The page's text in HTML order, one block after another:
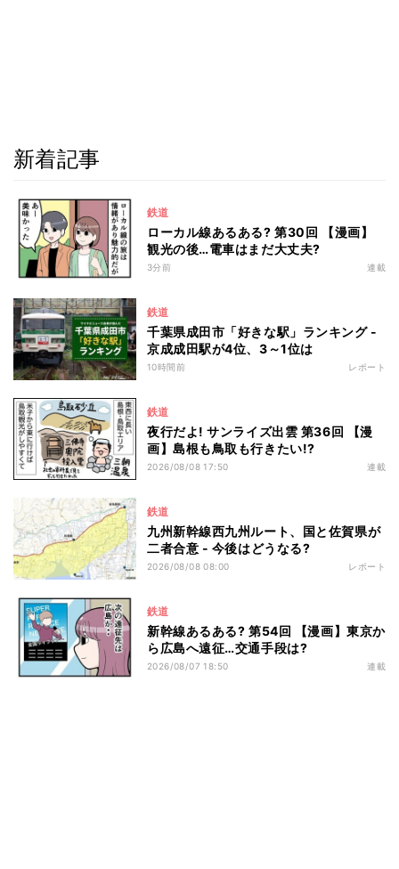
新着記事
鉄道
ローカル線あるある? 第30回 【漫画】
観光の後…電車はまだ大丈夫?
3分前 連載
鉄道
千葉県成田市「好きな駅」ランキング -
京成成田駅が4位、3～1位は
10時間前 レポート
鉄道
夜行だよ! サンライズ出雲 第36回 【漫
画】島根も鳥取も行きたい!?
2026/08/08 17:50 連載
鉄道
九州新幹線西九州ルート、国と佐賀県が
二者合意 - 今後はどうなる?
2026/08/08 08:00 レポート
鉄道
新幹線あるある? 第54回 【漫画】東京か
ら広島へ遠征…交通手段は?
2026/08/07 18:50 連載